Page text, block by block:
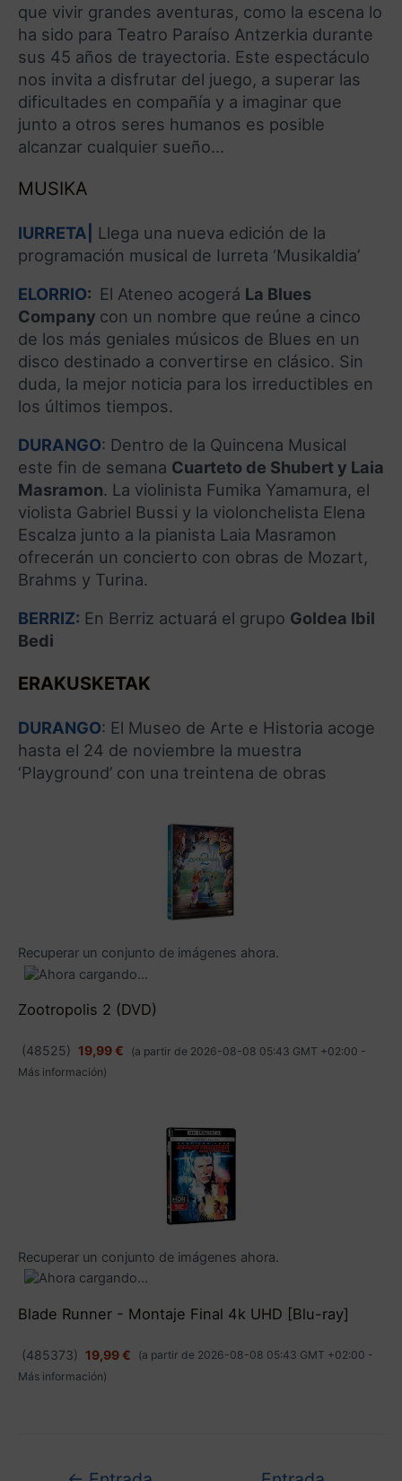
que vivir grandes aventuras, como la escena lo
ha sido para Teatro Paraíso Antzerkia durante
sus 45 años de trayectoria. Este espectáculo
nos invita a disfrutar del juego, a superar las
dificultades en compañía y a imaginar que
junto a otros seres humanos es posible
alcanzar cualquier sueño…
MUSIKA
IURRETA|
Llega una nueva edición de la
programación musical de Iurreta ‘Musikaldia’
ELORRIO: El Ateneo acogerá La Blues
Company con un nombre que reúne a cinco
de los más geniales músicos de Blues en un
disco destinado a convertirse en clásico. Sin
duda, la mejor noticia para los irreductibles en
los últimos tiempos.
DURANGO: Dentro de la Quincena Musical
este fin de semana Cuarteto de Shubert y Laia
Masramon. La violinista Fumika Yamamura, el
violista Gabriel Bussi y la violonchelista Elena
Escalza junto a la pianista Laia Masramon
ofrecerán un concierto con obras de Mozart,
Brahms y Turina.
BERRIZ: En Berriz actuará el grupo Goldea Ibil
Bedi
ERAKUSKETAK
DURANGO: El Museo de Arte e Historia acoge
hasta el 24 de noviembre la muestra
‘Playground’ con una treintena de obras
Recuperar un conjunto de imágenes ahora.
Zootropolis 2 (DVD)
(48525) 19,99 €
(a partir de 2026-08-08 05:43 GMT +02:00 -
Más información)
Recuperar un conjunto de imágenes ahora.
Blade Runner - Montaje Final 4k UHD [Blu-ray]
(485373) 19,99 €
(a partir de 2026-08-08 05:43 GMT +02:00 -
Más información)